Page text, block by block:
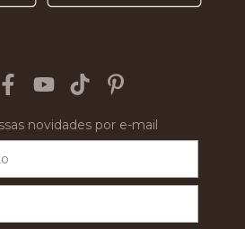
novidades por e-mail